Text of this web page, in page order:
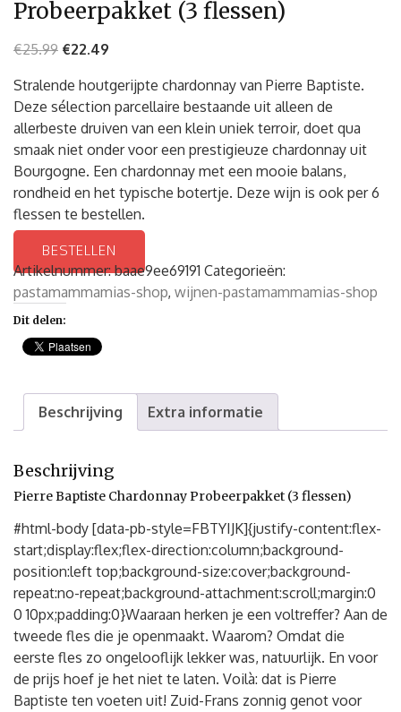
Probeerpakket (3 flessen)
€25.99 €22.49
Stralende houtgerijpte chardonnay van Pierre Baptiste.
Deze sélection parcellaire bestaande uit alleen de
allerbeste druiven van een klein uniek terroir, doet qua
smaak niet onder voor een prestigieuze chardonnay uit
Bourgogne. Een chardonnay met een mooie balans,
rondheid en het typische botertje. Deze wijn is ook per 6
flessen te bestellen.
BESTELLEN
Artikelnummer:baae9ee69191 Categorieën:
pastamammamias-shop, wijnen-pastamammamias-shop
Dit delen:
Beschrijving Extra informatie
Beschrijving
Pierre Baptiste Chardonnay Probeerpakket (3 flessen)
#html-body [data-pb-style=FBTYIJK]{justify-content:flex-
start;display:flex;flex-direction:column;background-
position:left top;background-size:cover;background-
repeat:no-repeat;background-attachment:scroll;margin:0
0 10px;padding:0}Waaraan herken je een voltreffer? Aan de
tweede fles die je openmaakt. Waarom? Omdat die
eerste fles zo ongelooflijk lekker was, natuurlijk. En voor
de prijs hoef je het niet te laten. Voilà: dat is Pierre
Baptiste ten voeten uit! Zuid-Frans zonnig genot voor